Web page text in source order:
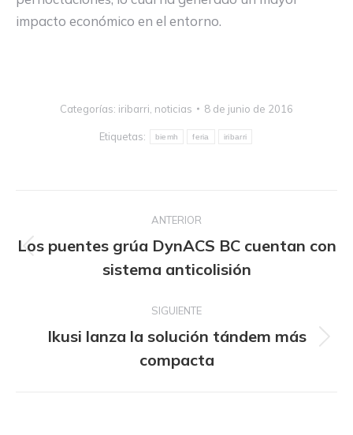
impacto económico en el entorno.
Categorías: iribarri noticias 8 de junio de 2016
Etiquetas: biemh feria iribarri
publicaciones
ANTERIOR
Publicación
anterior:
Los puentes grúa DynACS BC cuentan con
sistema anticolisión
SIGUIENTE
Publicación
siguiente:
Ikusi lanza la solución tándem más
compacta